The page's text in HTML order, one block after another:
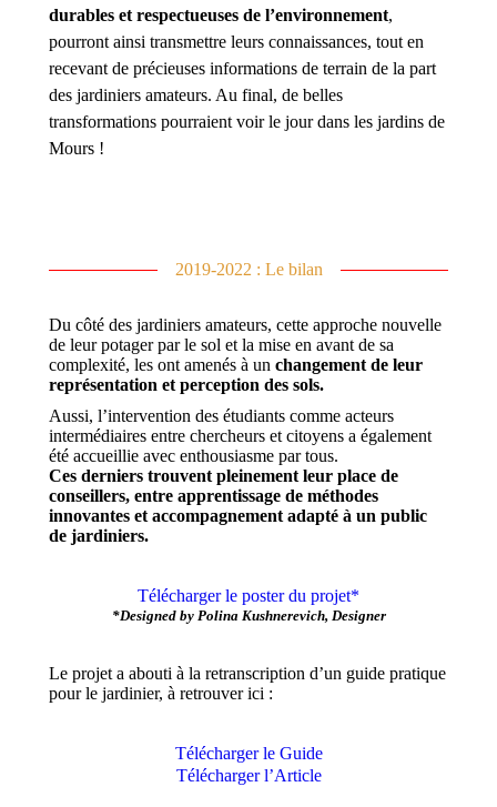
durables et respectueuses de l’environnement,
pourront ainsi transmettre leurs connaissances, tout en
recevant de précieuses informations de terrain de la part
des jardiniers amateurs. Au final, de belles
transformations pourraient voir le jour dans les jardins de
Mours !
2019-2022 : Le bilan
Du côté des jardiniers amateurs, cette approche nouvelle
de leur potager par le sol et la mise en avant de sa
complexité, les ont amenés à un changement de leur
représentation et perception des sols.
Aussi, l’intervention des étudiants comme acteurs
intermédiaires entre chercheurs et citoyens a également
été accueillie avec enthousiasme par tous.
Ces derniers trouvent pleinement leur place de
conseillers, entre apprentissage de méthodes
innovantes et accompagnement adapté à un public
de jardiniers.
Télécharger le poster du projet*
*Designed by Polina Kushnerevich, Designer
Le projet a abouti à la retranscription d’un guide pratique
pour le jardinier, à retrouver ici :
Télécharger le Guide
Télécharger l’Article